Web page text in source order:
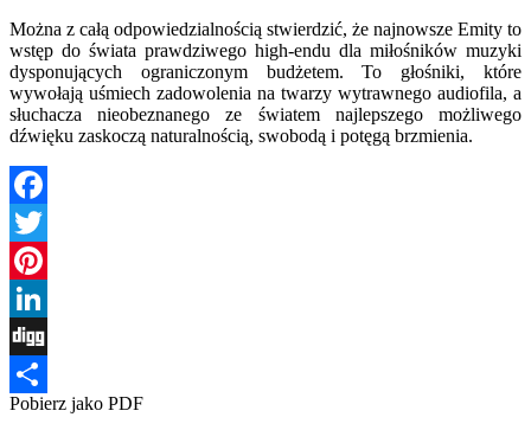
Można z całą odpowiedzialnością stwierdzić, że najnowsze Emity to
wstęp do świata prawdziwego high-endu dla miłośników muzyki
dysponujących ograniczonym budżetem. To głośniki, które
wywołają uśmiech zadowolenia na twarzy wytrawnego audiofila, a
słuchacza nieobeznanego ze światem najlepszego możliwego
dźwięku zaskoczą naturalnością, swobodą i potęgą brzmienia.
Facebook
Twitter
Pinterest
LinkedIn
Digg
Share
Pobierz jako PDF